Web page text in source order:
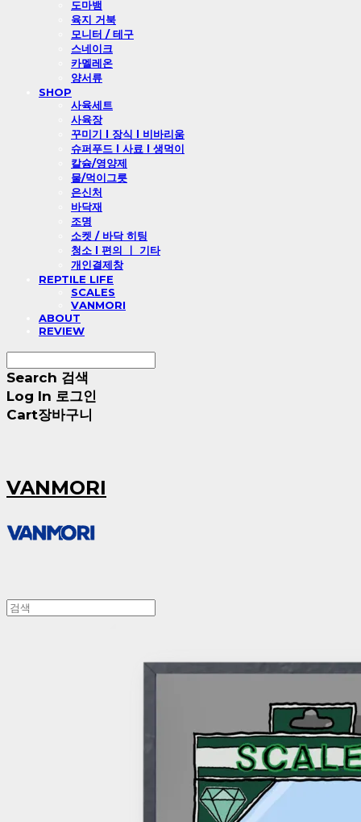
도마뱀
육지 거북
모니터 / 테구
스네이크
카멜레온
양서류
SHOP
사육세트
사육장
꾸미기 l 장식 l 비바리움
슈퍼푸드 l 사료 l 생먹이
칼슘/영양제
물/먹이그릇
은신처
바닥재
조명
소켓 / 바닥 히팅
청소 l 편의 ㅣ 기타
개인결제창
REPTILE LIFE
SCALES
VANMORI
ABOUT
REVIEW
Search 검색
Log In 로그인
Cart장바구니
VANMORI